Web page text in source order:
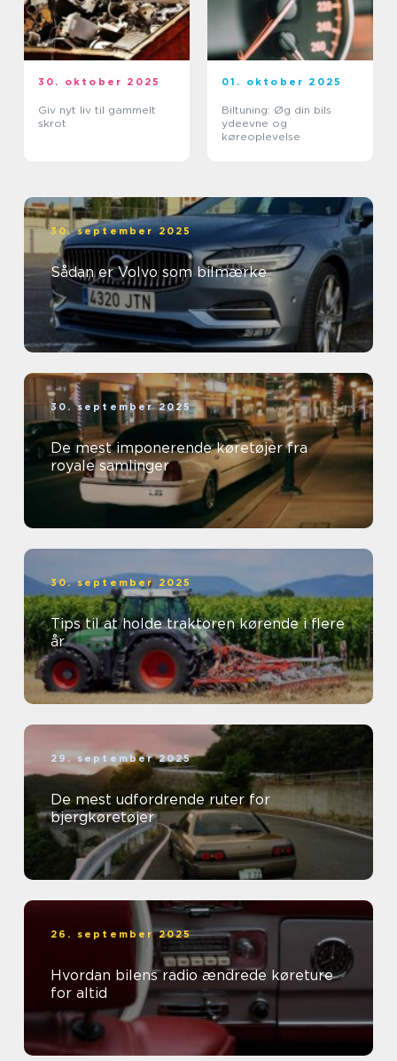
30. oktober 2025
Giv nyt liv til gammelt
skrot
01. oktober 2025
Biltuning: Øg din bils
ydeevne og
køreoplevelse
30. september 2025
Sådan er Volvo som bilmærke
30. september 2025
De mest imponerende køretøjer fra
royale samlinger
30. september 2025
Tips til at holde traktoren kørende i flere
år
29. september 2025
De mest udfordrende ruter for
bjergkøretøjer
26. september 2025
Hvordan bilens radio ændrede køreture
for altid